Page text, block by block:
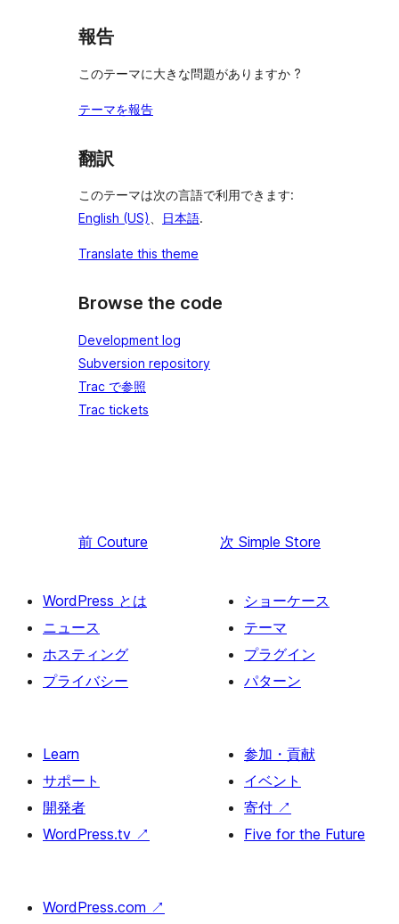
報告
このテーマに大きな問題がありますか ?
テーマを報告
翻訳
このテーマは次の言語で利用できます:
English (US)、 日本語.
Translate this theme
Browse the code
Development log
Subversion repository
Trac で参照
Trac tickets
前 Couture 次 Simple Store
WordPress とは
ニュース
ホスティング
プライバシー
ショーケース
テーマ
プラグイン
パターン
Learn
サポート
開発者
WordPress.tv ↗
参加・貢献
イベント
寄付 ↗
Five for the Future
WordPress.com ↗